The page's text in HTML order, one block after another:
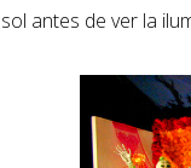
sol antes de ver la